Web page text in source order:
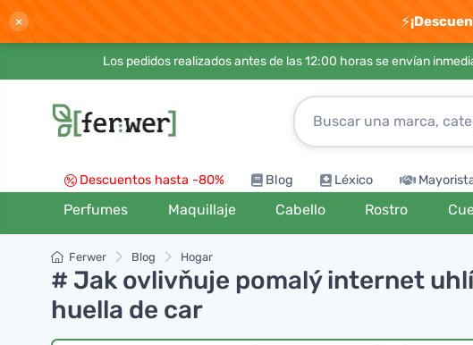
× ⚡
Los pedidos realizados antes de las 12:00 horas se envían
Descuentos hasta -80% Blog Léxico
Perfumes Maquillaje Cabello Rostro
Ferwer Blog Hogar
# Jak ovlivňuje pomalý internet
huella de car